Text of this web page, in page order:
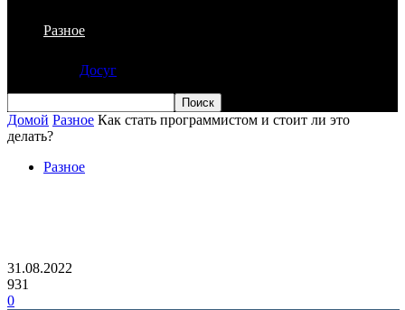
Разное
Досуг
Домой Разное Как стать программистом и стоит ли это
делать?
Разное
31.08.2022
931
0